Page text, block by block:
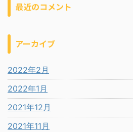
最近のコメント
アーカイブ
2022年2月
2022年1月
2021年12月
2021年11月